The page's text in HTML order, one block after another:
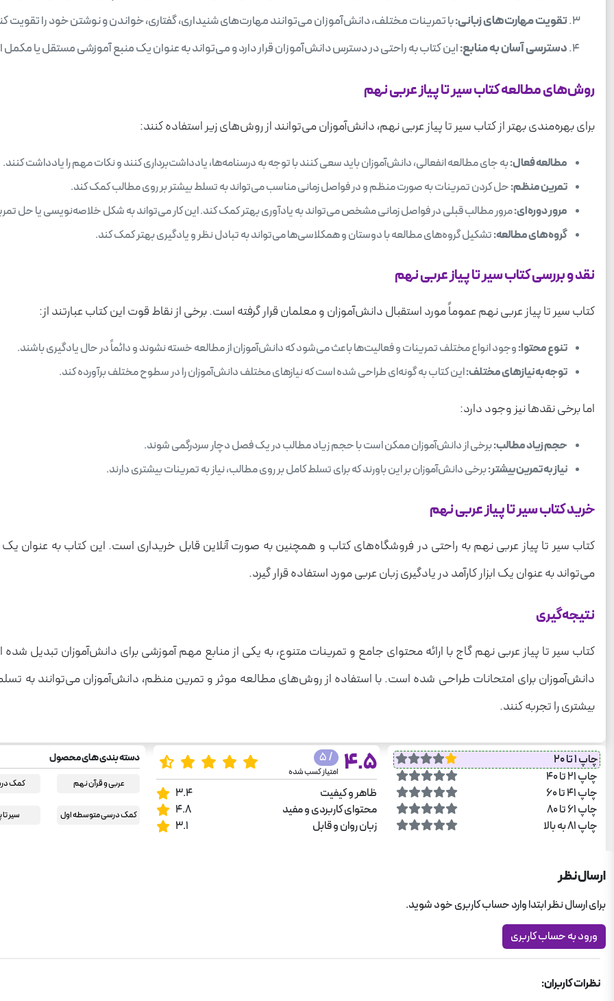
تقویت مهارت‌های زبانی:با تمرینات مختلف، دانش‌آموزان می‌توانند مهارت‌های شنیداری، گفتاری، خواندن و نوشتن خود را تقویت
دسترسی آسان به منابع:این کتاب به راحتی در دسترس دانش‌آموزان قرار دارد و می‌تواند به عنوان یک منبع آموزشی مستقل یا
روش‌های مطالعه کتاب سیر تا پیاز عربی نهم
برای بهره‌مندی بهتر از کتاب سیر تا پیاز عربی نهم، دانش‌آموزان می‌توانند از روش‌های زیر استفاده کنند:
مطالعه فعال:به جای مطالعه انفعالی، دانش‌آموزان باید سعی کنند با توجه به درسنامه‌ها، یادداشت‌برداری کنند و نکات مهم را یادداشت کنند.
تمرین منظم:حل کردن تمرینات به صورت منظم و در فواصل زمانی مناسب می‌تواند به تسلط بیشتر بر روی مطالب کمک کند.
مرور دوره‌ای:مرور مطالب قبلی در فواصل زمانی مشخص می‌تواند به یادآوری بهتر کمک کند. این کار می‌تواند به شکل خلاصه‌نویسی یا حل
گروه‌های مطالعه:تشکیل گروه‌های مطالعه با دوستان و همکلاسی‌ها می‌تواند به تبادل نظر و یادگیری بهتر کمک کند.
نقد و بررسی کتاب سیر تا پیاز عربی نهم
کتاب سیر تا پیاز عربی نهم عموماً مورد استقبال دانش‌آموزان و معلمان قرار گرفته است. برخی از نقاط قوت این کتاب عبارتند از:
تنوع محتوا:وجود انواع مختلف تمرینات و فعالیت‌ها باعث می‌شود که دانش‌آموزان از مطالعه خسته نشوند و دائماً در حال یادگیری باشند.
توجه به نیازهای مختلف:این کتاب به گونه‌ای طراحی شده است که نیازهای مختلف دانش‌آموزان را در سطوح مختلف برآورده کند.
اما برخی نقدها نیز وجود دارد:
حجم زیاد مطالب:برخی از دانش‌آموزان ممکن است با حجم زیاد مطالب در یک فصل دچار سردرگمی شوند.
نیاز به تمرین بیشتر:برخی دانش‌آموزان بر این باورند که برای تسلط کامل بر روی مطالب، نیاز به تمرینات بیشتری دارند.
خرید کتاب سیر تا پیاز عربی نهم
کتاب سیر تا پیاز عربی نهم به راحتی در فروشگاه‌های کتاب و همچنین به صورت آنلاین قابل خریداری است. این کتاب به عنوان
می‌تواند به عنوان یک ابزار کارآمد در یادگیری زبان عربی مورد استفاده قرار گیرد.
نتیجه‌گیری
کتاب سیر تا پیاز عربی نهم گاج با ارائه محتوای جامع و تمرینات متنوع، به یکی از منابع مهم آموزشی برای دانش‌آموزان تبدیل
دانش‌آموزان برای امتحانات طراحی شده است. با استفاده از روش‌های مطالعه موثر و تمرین منظم، دانش‌آموزان می‌توانند به
بیشتری را تجربه کنند.
چاپ 1 تا 20
چاپ 21 تا 40
چاپ 41 تا 60
چاپ 61 تا 80
چاپ 81 به بالا
4.5
/ 5
امتیاز کسب شده
ظاهر و کیفیت
3.4
محتوای کاربردی و مفید
4.8
زبان روان و قابل
3.1
دسته بندی های محصول
عربی و قرآن نهم کمک
کمک درسی متوسطه اول سیر تا
ارسال نظر
برای ارسال نظر ابتدا وارد حساب کاربری خود شوید.
ورود به حساب کاربری
نظرات کاربران: